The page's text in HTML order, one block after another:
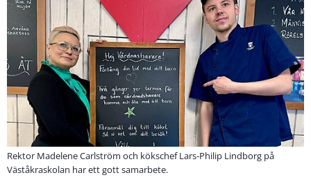
Rektor Madelene Carlström och kökschef Lars-Philip Lindborg på
Väståkraskolan har ett gott samarbete.